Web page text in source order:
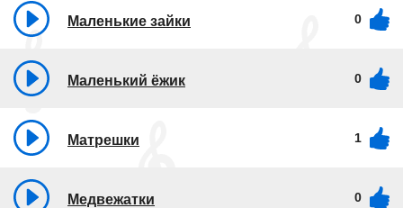
Маленькие зайки 0
Маленький ёжик 0
Матрешки 1
Медвежатки 0